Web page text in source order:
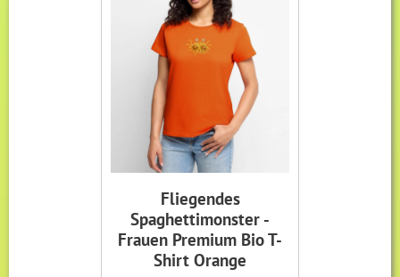
Fliegendes
Spaghettimonster -
Frauen Premium Bio T-
Shirt Orange